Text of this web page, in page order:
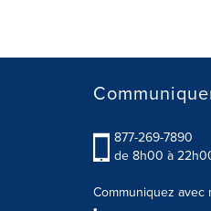
877-269-7890
de 8h00 à
Communiquez avec